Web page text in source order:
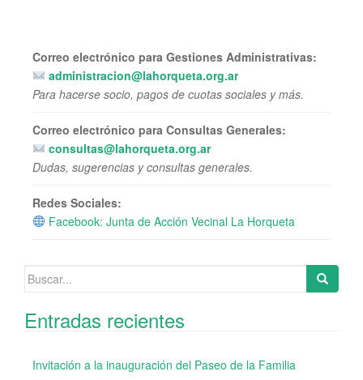
Correo electrónico para Gestiones Administrativas:
administracion@lahorqueta.org.ar
Para hacerse socio, pagos de cuotas sociales y más.
Correo electrónico para Consultas Generales:
consultas@lahorqueta.org.ar
Dudas, sugerencias y consultas generales.
Redes Sociales:
Facebook: Junta de Acción Vecinal La Horqueta
Buscar:
Entradas recientes
Invitación a la inauguración del Paseo de la Familia